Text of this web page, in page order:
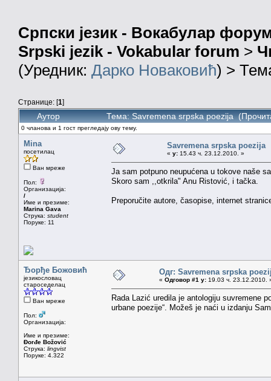
Српски језик - Вокабулар
Srpski jezik - Vokabular forum >
(Уредник: Дарко Новаковић) >
Странице: [1]
Аутор Тема: Savremena srpska poezija
0 чланова и 1 гост прегледају ову тему.
Mina
посетилац
Ван мреже
Пол:
Организација:
/
Име и презиме:
Marina Gava
Струка: student
Поруке: 11
Savremena srpska poezija
« у: 15.43 ч. 23.12.2010. »
Ja sam potpuno neupućena u tokove naše
Skoro sam ,,otkrila" Anu Ristović, i tačka.
Preporučite autore, časopise, internet
Ђорђе Божовић
језикословац
староседелац
Ван мреже
Пол:
Организација:
Име и презиме:
Đorđe Božović
Струка: lingvist
Поруке: 4.322
Одг: Savremena srpska
« Одговор #1 у: 19.03 ч. 23.12.2010.
Rada Lazić uredila je antologiju suvremene
urbane poezije“. Možeš je naći u izdanju